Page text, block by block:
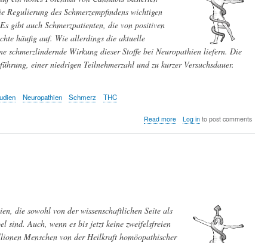
des Schmerzempfindens wichtigen
gibt auch Schmerzpatienten, die von positiven
häufig auf. Wie allerdings die aktuelle
schmerzlindernde Wirkung dieser Stoffe bei Neuropathien liefern. Die
einer niedrigen Teilnehmerzahl und zu kurzer Versuchsdauer.
Neuropathien Schmerz THC
Read moreabout
Log into post comments
die sowohl von der wissenschaftlichen Seite als
sind. Auch, wenn es bis jetzt keine zweifelsfreien
Menschen von der Heilkraft homöopathischer